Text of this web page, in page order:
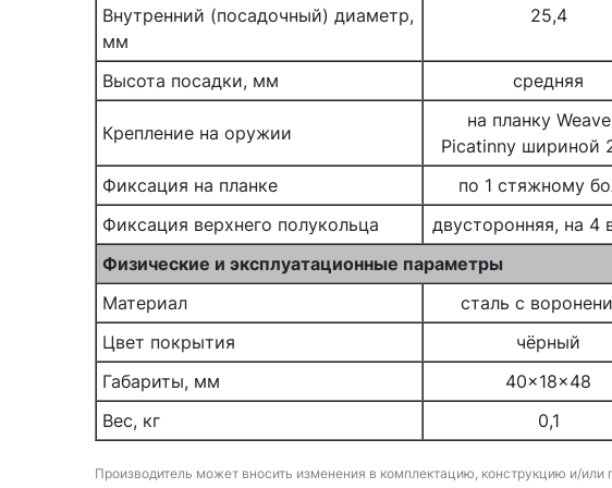
Внутренний (посадочный) диаметр,
мм
25,4
Высота посадки, мм средняя
Крепление на оружии
на планку
Picatinny шириной
Фиксация на планке
по 1 стяжному
Фиксация верхнего полукольца
двусторонняя, на 4
Физические и эксплуатационные параметры
Материал
сталь с
Цвет покрытия
чёрный
Габариты, мм
40x18x48
Вес, кг
0,1
Производитель может вносить изменения в комплектацию, конструкцию и/